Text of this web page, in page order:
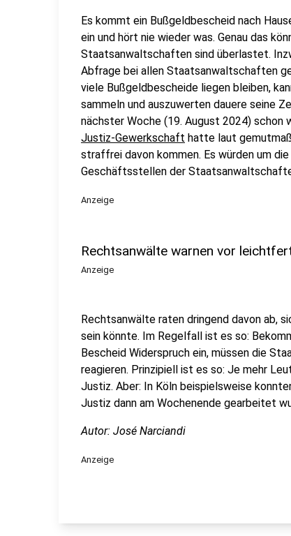
Es kommt ein Bußgeldbescheid nach
ein und hört nie wieder was. Genau das
Staatsanwaltschaften sind überlastet.
Abfrage bei allen Staatsanwaltschaften
viele Bußgeldbescheide liegen bleiben,
sammeln und auszuwerten dauere seine
nächster Woche (19. August 2024) schon
Justiz-Gewerkschaft hatte laut
straffrei davon kommen. Es würden um
Geschäftsstellen der
Anzeige
Rechtsanwälte warnen vor
Anzeige
Rechtsanwälte raten dringend davon ab,
sein könnte. Im Regelfall ist es so:
Bescheid Widerspruch ein, müssen die
reagieren. Prinzipiell ist es so: Je mehr
Justiz. Aber: In Köln beispielsweise
Justiz dann am Wochenende gearbeitet
Autor: José Narciandi
Anzeige